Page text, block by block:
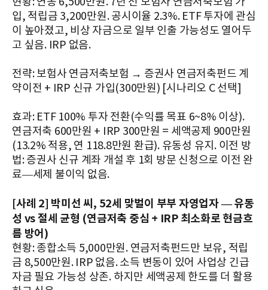
입, 적립금 3,200만원. 공시이율 2.3%. ETF 투자에 관심
이 높아졌고, 비상 자금으로 일부 인출 가능성도 열어두
고 싶음. IRP 없음.
전략: 보험사 연금저축보험 → 증권사 연금저축펀드 계
약이전 + IRP 신규 가입(300만원) [시나리오 C 선택]
효과: ETF 100% 투자 전환(수익률 목표 6~8% 이상).
연금저축 600만원 + IRP 300만원 = 세액공제 900만원
(13.2% 적용, 연 118.8만원 환급). 유동성 유지. 이전 방
법: 증권사 신규 계좌 개설 후 1회 방문 신청으로 이전 완
료—세제 불이익 없음.
[사례 2] 박미선 씨, 52세 맞벌이 부부 자영업자 — 유동
성 vs 절세 균형 (연금저축 중심 + IRP 최소화로 현금흐
름 방어)
현황: 종합소득 5,000만원. 연금저축펀드만 보유, 적립
금 8,500만원. IRP 없음. 소득 변동이 있어 사업상 긴급
자금 필요 가능성 상존. 하지만 세액공제 한도를 더 활용